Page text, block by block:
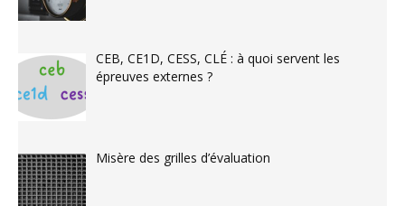
CEB, CE1D, CESS, CLÉ : à quoi servent les
épreuves externes ?
Misère des grilles d’évaluation